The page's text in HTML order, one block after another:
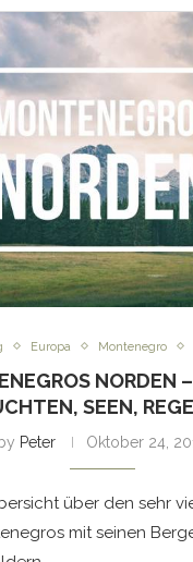
Europa Montenegro
NORDEN
SEEN,
by Peter Oktober 24,
über den sehr
mit seinen